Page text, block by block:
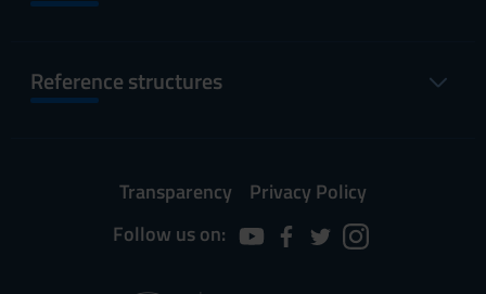
Reference structures
Transparency
Privacy Policy
Follow us on: